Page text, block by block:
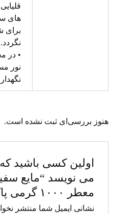
های
برای
نگردد.
• در
نور
هنوز بررسی‌ای ثبت نشده است.
اولین کسی باشید
می نویسد “مایع
معطر ۱۰۰۰ گرمی پاکارین”
نشانی ایمیل شما منتشر